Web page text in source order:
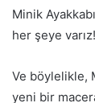
Minik
her şeye
Ve böylelikle,
yeni bir